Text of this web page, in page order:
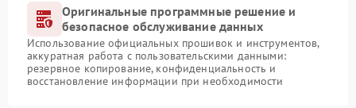
Оригинальные программные решение и
безопасное обслуживание данных
Использование официальных прошивок и инструментов,
аккуратная работа с пользовательскими данными:
резервное копирование, конфиденциальность и
восстановление информации при необходимости